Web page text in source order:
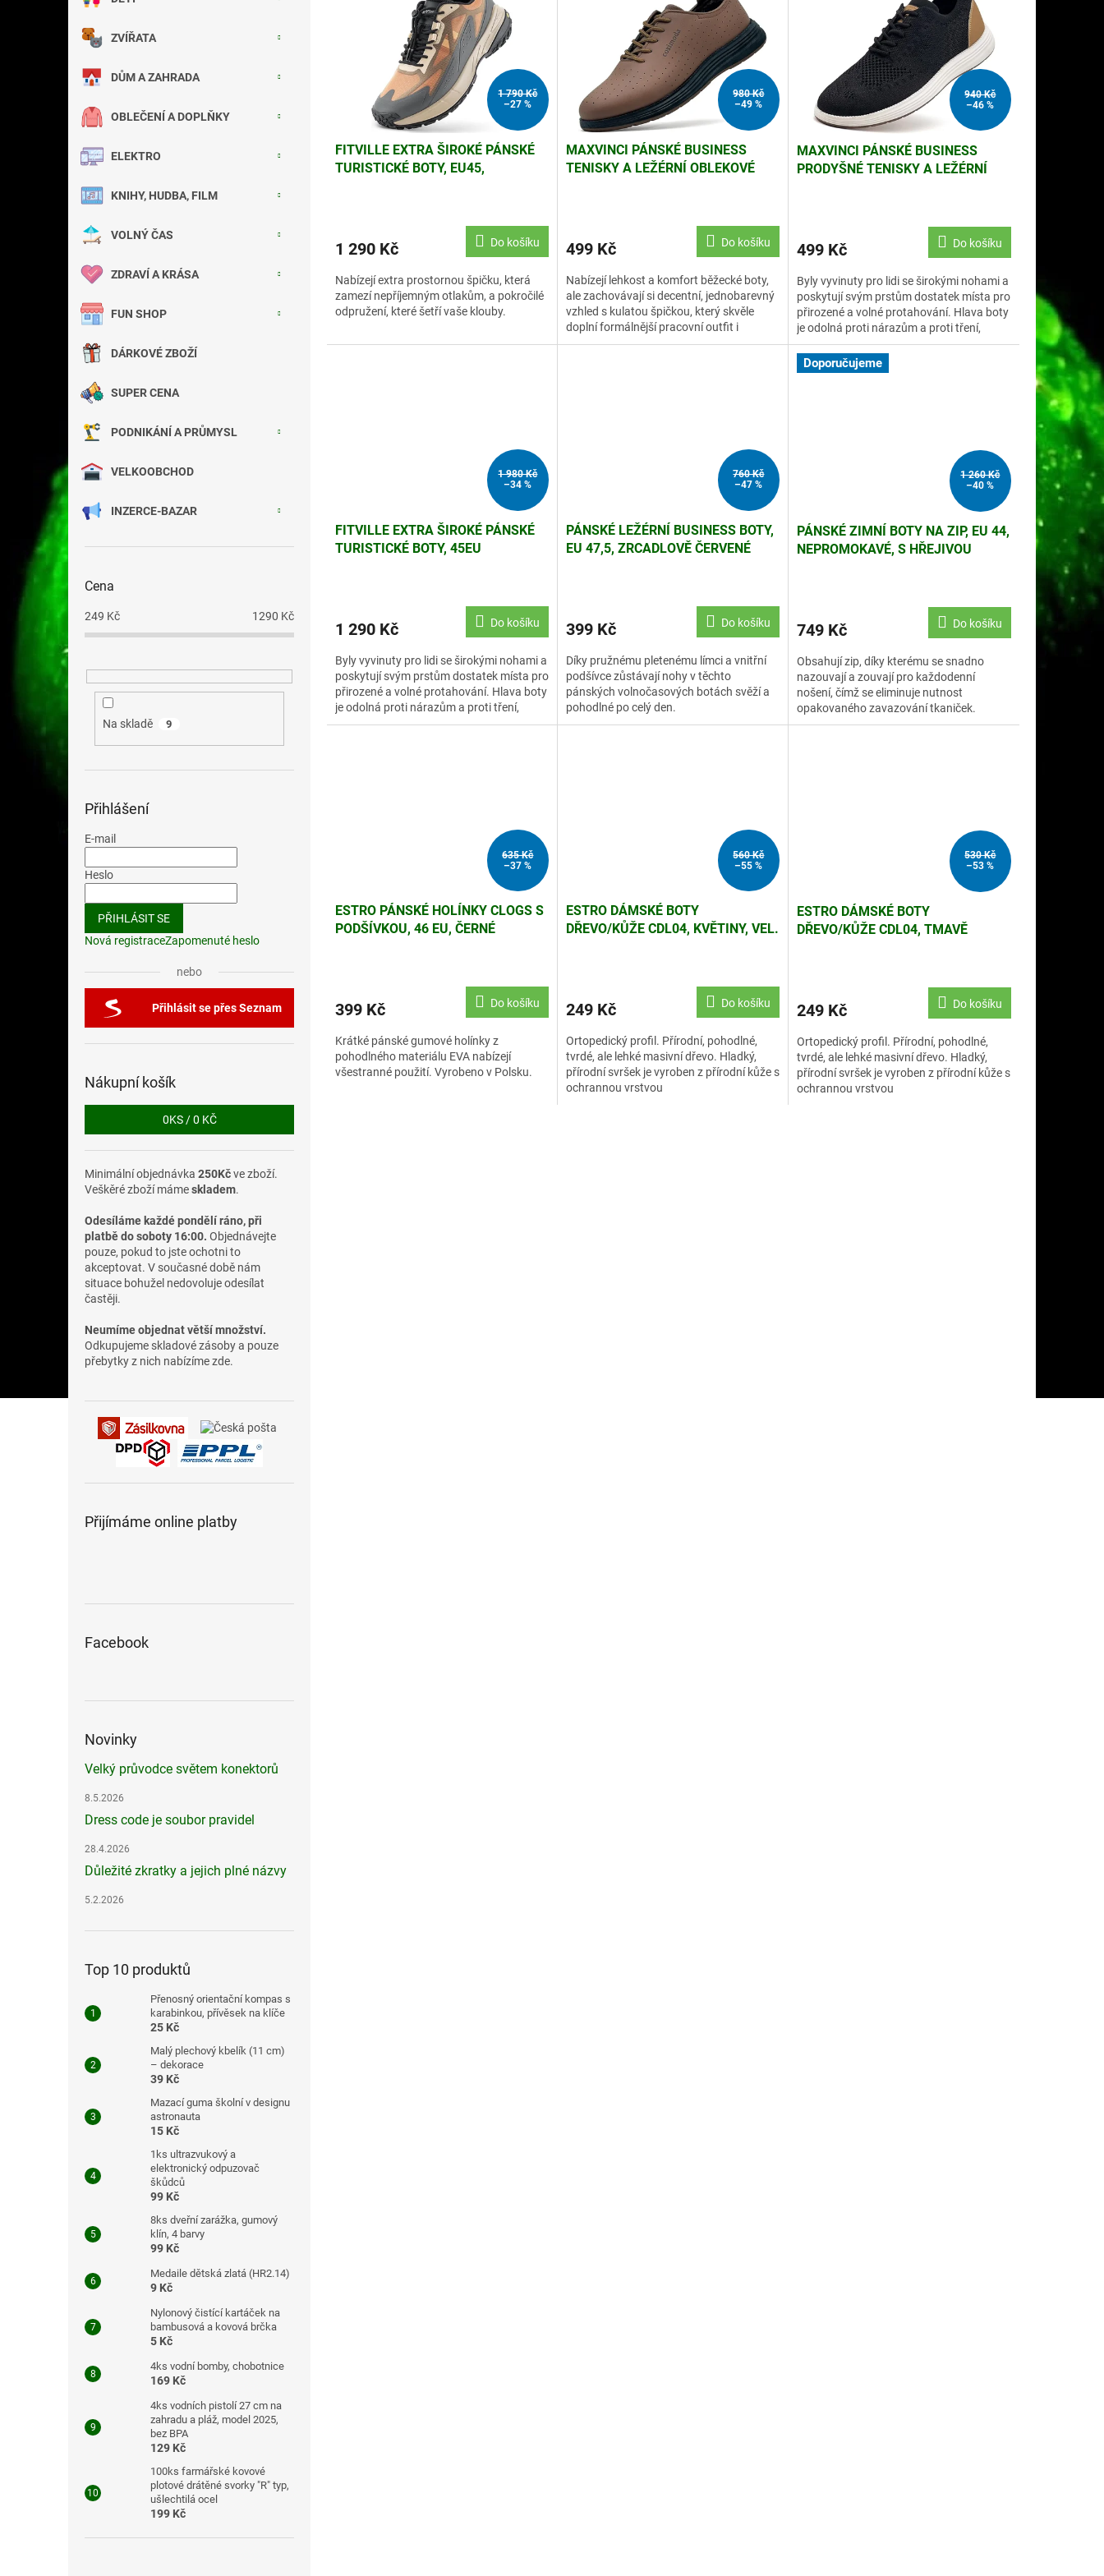
ZVÍŘATA
DŮM A ZAHRADA
OBLEČENÍ A DOPLŇKY
ELEKTRO
KNIHY, HUDBA, FILM
VOLNÝ ČAS
ZDRAVÍ A KRÁSA
FUN SHOP
DÁRKOVÉ ZBOŽÍ
SUPER CENA
PODNIKÁNÍ A PRŮMYSL
VELKOOBCHOD
INZERCE-BAZAR
Cena
249 Kč 1290 Kč
Na skladě 9
Přihlášení
E-mail
Heslo
PŘIHLÁSIT SE
Nová registraceZapomenuté heslo
nebo
Přihlásit se přes Seznam
Nákupní košík
0KS /0 KČ
Minimální objednávka 250Kčve zboží.
Veškěré zboží mámeskladem.
Odesíláme každé pondělí ráno, při
platbě do soboty 16:00. Objednávejte
pouze, pokud to jste ochotni to
akceptovat. V současné době nám
situace bohužel nedovoluje odesílat
častěji.
Neumíme objednat větší množství.
Odkupujeme skladové zásoby a pouze
přebytky z nich nabízíme zde.
Přijímáme online platby
Facebook
Novinky
Velký průvodce světem konektorů
8.5.2026
Dress code je soubor pravidel
28.4.2026
Důležité zkratky a jejich plné názvy
5.2.2026
Top 10 produktů
Přenosný orientační kompas s
karabinkou, přívěsek na klíče
25 Kč
Malý plechový kbelík (11 cm)
– dekorace
39 Kč
Mazací guma školní v designu
astronauta
15 Kč
1ks ultrazvukový a
elektronický odpuzovač
škůdců
99 Kč
8ks dveřní zarážka, gumový
klín, 4 barvy
99 Kč
Medaile dětská zlatá (HR2.14)
9 Kč
Nylonový čistící kartáček na
bambusová a kovová brčka
5 Kč
4ks vodní bomby, chobotnice
169 Kč
4ks vodních pistolí 27 cm na
zahradu a pláž, model 2025,
bez BPA
129 Kč
100ks farmářské kovové
plotové drátěné svorky "R" typ,
ušlechtilá ocel
199 Kč
1 790 Kč
–27 %
FITVILLE EXTRA ŠIROKÉ PÁNSKÉ
TURISTICKÉ BOTY, EU45,
1 290 Kč Do košíku
Nabízejí extra prostornou špičku, která
zamezí nepříjemným otlakům, a pokročilé
odpružení, které šetří vaše klouby.
980 Kč
–49 %
MAXVINCI PÁNSKÉ BUSINESS
TENISKY A LEŽÉRNÍ OBLEKOVÉ
499 Kč Do košíku
Nabízejí lehkost a komfort běžecké boty,
ale zachovávají si decentní, jednobarevný
vzhled s kulatou špičkou, který skvěle
doplní formálnější pracovní outfit i
volnočasový šatník.
940 Kč
–46 %
MAXVINCI PÁNSKÉ BUSINESS
PRODYŠNÉ TENISKY A LEŽÉRNÍ
499 Kč Do košíku
Byly vyvinuty pro lidi se širokými nohami a
poskytují svým prstům dostatek místa pro
přirozené a volné protahování. Hlava boty
je odolná proti nárazům a proti tření,
efektivně...
1 980 Kč
–34 %
FITVILLE EXTRA ŠIROKÉ PÁNSKÉ
TURISTICKÉ BOTY, 45EU
1 290 Kč Do košíku
Byly vyvinuty pro lidi se širokými nohami a
poskytují svým prstům dostatek místa pro
přirozené a volné protahování. Hlava boty
je odolná proti nárazům a proti tření,
efektivně...
760 Kč
–47 %
PÁNSKÉ LEŽÉRNÍ BUSINESS BOTY,
EU 47,5, ZRCADLOVĚ ČERVENÉ
399 Kč Do košíku
Díky pružnému pletenému límci a vnitřní
podšívce zůstávají nohy v těchto
pánských volnočasových botách svěží a
pohodlné po celý den.
Doporučujeme
1 260 Kč
–40 %
PÁNSKÉ ZIMNÍ BOTY NA ZIP, EU 44,
NEPROMOKAVÉ, S HŘEJIVOU
749 Kč Do košíku
Obsahují zip, díky kterému se snadno
nazouvají a zouvají pro každodenní
nošení, čímž se eliminuje nutnost
opakovaného zavazování tkaniček.
635 Kč
–37 %
ESTRO PÁNSKÉ HOLÍNKY CLOGS S
PODŠÍVKOU, 46 EU, ČERNÉ
399 Kč Do košíku
Krátké pánské gumové holínky z
pohodlného materiálu EVA nabízejí
všestranné použití. Vyrobeno v Polsku.
560 Kč
–55 %
ESTRO DÁMSKÉ BOTY
DŘEVO/KŮŽE CDL04, KVĚTINY, VEL.
249 Kč Do košíku
Ortopedický profil. Přírodní, pohodlné,
tvrdé, ale lehké masivní dřevo. Hladký,
přírodní svršek je vyroben z přírodní kůže s
ochrannou vrstvou
530 Kč
–53 %
ESTRO DÁMSKÉ BOTY
DŘEVO/KŮŽE CDL04, TMAVĚ
249 Kč Do košíku
Ortopedický profil. Přírodní, pohodlné,
tvrdé, ale lehké masivní dřevo. Hladký,
přírodní svršek je vyroben z přírodní kůže s
ochrannou vrstvou